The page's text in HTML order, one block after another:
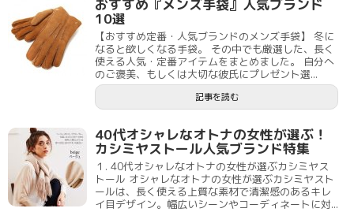
おすすめ『メンズ手袋』人気ブランド
10選
【おすすめ定番・人気ブランドのメンズ手袋】 冬に
なると欲しくなる手袋。 その中でも厳選した、長く
使える人気・定番アイテムをまとめました。 自分へ
のご褒美、もしくは大切な彼氏にプレゼント選...
記事を読む
40代オシャレなオトナの女性が選ぶ！
カシミヤストール人気ブランド特集
１. 40代オシャレなオトナの女性が選ぶカシミヤス
トール オシャレなオトナの女性が選ぶカシミヤスト
ールは、長く使える上質な素材で清潔感のあるキレ
イ目デザイン。幅広いシーンやコーディネートに対...